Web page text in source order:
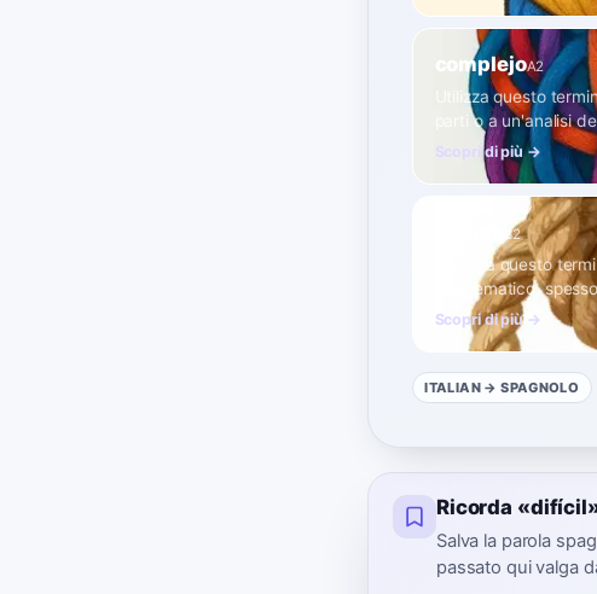
complejoA2
Utilizza questo
parti o a un'analisi
Scopri di più →
B2
Impiega questo
problematico,
Scopri di più →
ITALIAN → SPAGNOLO
Ricorda
Salva la parola
passato qui valga